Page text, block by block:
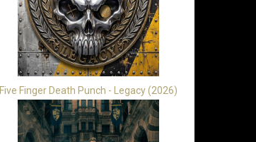
Five Finger Death Punch - Legacy (2026)